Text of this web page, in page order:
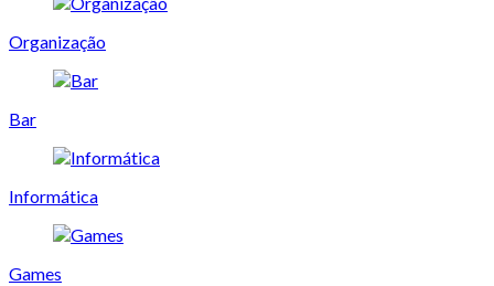
Organização
Bar
Informática
Games